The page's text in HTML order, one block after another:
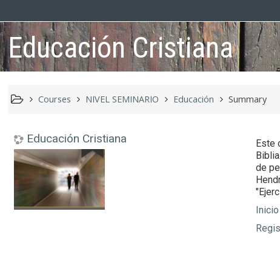
Educación Cristiana
Courses NIVEL SEMINARIO Educación Summary
Educación Cristiana
Este
de